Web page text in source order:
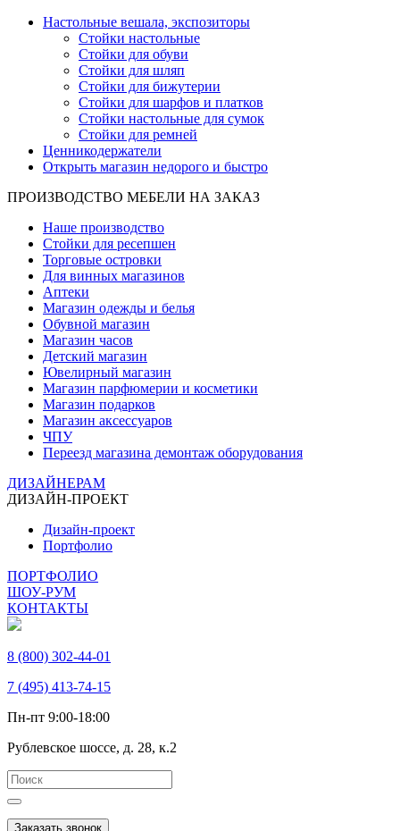
Настольные вешала, экспозиторы
Стойки настольные
Стойки для обуви
Стойки для шляп
Стойки для бижутерии
Стойки для шарфов и платков
Стойки настольные для сумок
Стойки для ремней
Ценникодержатели
Открыть магазин недорого и быстро
ПРОИЗВОДСТВО МЕБЕЛИ НА ЗАКАЗ
Наше производство
Стойки для ресепшен
Торговые островки
Для винных магазинов
Аптеки
Магазин одежды и белья
Обувной магазин
Магазин часов
Детский магазин
Ювелирный магазин
Магазин парфюмерии и косметики
Магазин подарков
Магазин аксессуаров
ЧПУ
Переезд магазина демонтаж оборудования
ДИЗАЙНЕРАМ
ДИЗАЙН-ПРОЕКТ
Дизайн-проект
Портфолио
ПОРТФОЛИО
ШОУ-РУМ
КОНТАКТЫ
8 (800) 302-44-01
7 (495) 413-74-15
Пн-пт 9:00-18:00
Рублевское шоссе, д. 28, к.2
Заказать звонок